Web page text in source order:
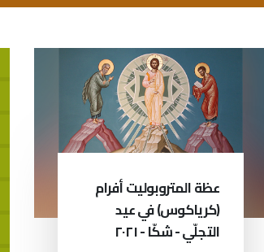
عظة المتروبوليت أفرام
(كرياكوس) في عيد
التجلّي - شكّا - ٢٠٢١